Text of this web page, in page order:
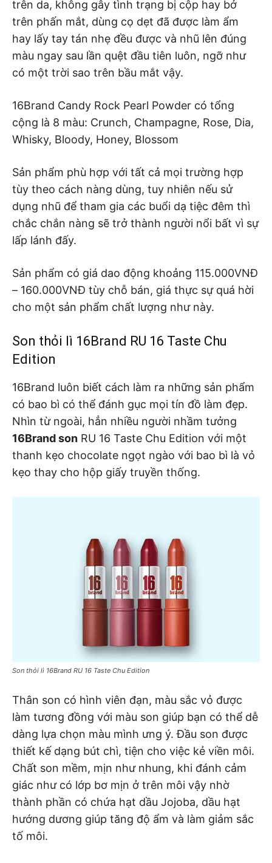
trên da, không gây tình trạng bị cộp hay bở
trên phấn mắt, dùng cọ dẹt đã được làm ẩm
hay lấy tay tán nhẹ đều được và nhũ lên đúng
màu ngay sau lần quệt đầu tiên luôn, ngỡ như
có một trời sao trên bầu mắt vậy.
16Brand Candy Rock Pearl Powder có tổng
cộng là 8 màu: Crunch, Champagne, Rose, Dia,
Whisky, Bloody, Honey, Blossom
Sản phẩm phù hợp với tất cả mọi trường hợp
tùy theo cách nàng dùng, tuy nhiên nếu sử
dụng nhũ để tham gia các buổi dạ tiệc đêm thì
chắc chắn nàng sẽ trở thành người nổi bất vì sự
lấp lánh đấy.
Sản phẩm có giá dao động khoảng 115.000VNĐ
– 160.000VNĐ tùy chỗ bán, giá thực sự quá hời
cho một sản phẩm chất lượng như này.
Son thỏi lì 16Brand RU 16 Taste Chu
Edition
16Brand luôn biết cách làm ra những sản phẩm
có bao bì có thể đánh gục mọi tín đồ làm đẹp.
Nhìn từ ngoài, hẳn nhiều người nhầm tưởng
16Brand son RU 16 Taste Chu Edition với một
thanh kẹo chocolate ngọt ngào với bao bì là vỏ
kẹo thay cho hộp giấy truyền thống.
Son thỏi lì 16Brand RU 16 Taste Chu Edition
Thân son có hình viên đạn, màu sắc vỏ được
làm tương đồng với màu son giúp bạn có thể dễ
dàng lựa chọn màu mình ưng ý. Đầu son được
thiết kế dạng bút chì, tiện cho việc kẻ viền môi.
Chất son mềm, mịn như nhung, khi đánh cảm
giác như có lớp bơ mịn ở trên môi vậy nhờ
thành phần có chứa hạt dầu Jojoba, dầu hạt
hướng dương giúp tăng độ ẩm và làm giảm sắc
tố môi.